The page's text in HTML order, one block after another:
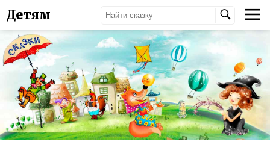
Детям